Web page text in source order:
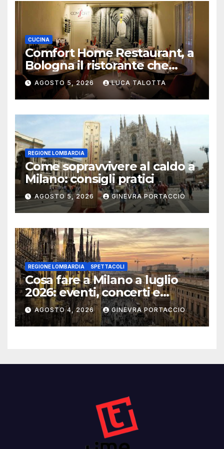
CUCINA
Comfort Home Restaurant, a
Bologna il ristorante che
trasforma l’ospitalità in
un’esperienza di casa
AGOSTO 5, 2026 LUCA TALOTTA
REGIONE LOMBARDIA
Come sopravvivere al caldo a
Milano: consigli pratici
AGOSTO 5, 2026 GINEVRA PORTACCIO
REGIONE LOMBARDIA SPETTACOLI
Cosa fare a Milano a luglio
2026: eventi, concerti e
mostre
AGOSTO 4, 2026 GINEVRA PORTACCIO